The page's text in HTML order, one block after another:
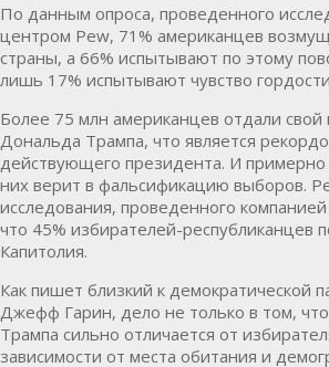
По данным опроса, проведенного
центром Pew, 71% американцев
страны, а 66% испытывают по этому
лишь 17% испытывают чувство
Более 75 млн американцев отдали свой
Дональда Трампа, что является
действующего президента. И примерно
них верит в фальсификацию выборов.
исследования, проведенного компанией
что 45% избирателей-республиканцев
Капитолия.
Как пишет близкий к демократической
Джефф Гарин, дело не только в том,
Трампа сильно отличается от
зависимости от места обитания и